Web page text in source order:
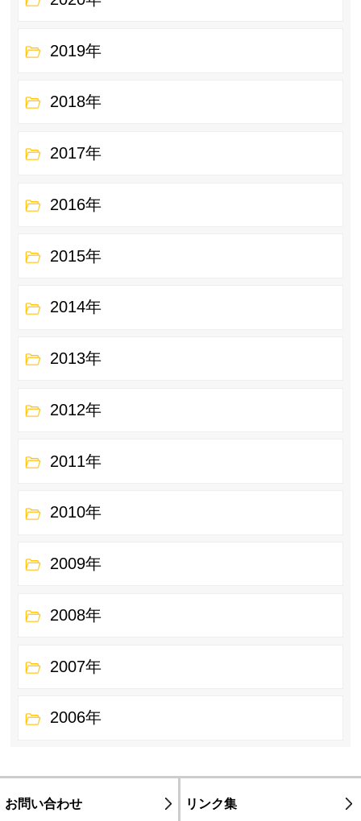
2019年
2018年
2017年
2016年
2015年
2014年
2013年
2012年
2011年
2010年
2009年
2008年
2007年
2006年
お問い合わせ リンク集